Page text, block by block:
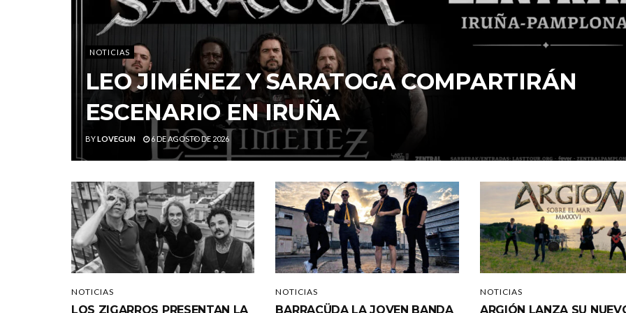
NOTICIAS
LEO JIMÉNEZ Y SARATOGA COMPARTIRÁN
ESCENARIO EN IRUÑA
BYLOVEGUN 6 DE AGOSTO DE 2026
NOTICIAS
LOS ZIGARROS PRESENTAN LA
NOTICIAS
BARRACÜDA LA JOVEN BANDA
NOTICIAS
ARGIÓN LANZA SU